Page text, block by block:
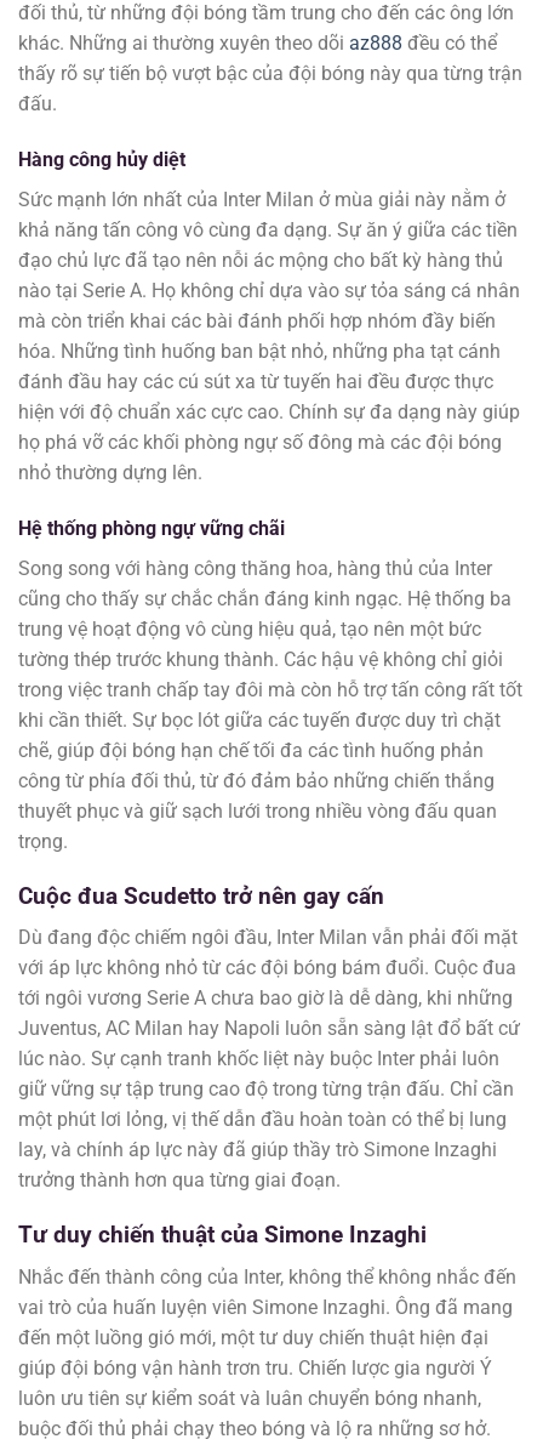
đối thủ, từ những đội bóng tầm trung cho đến các ông lớn
khác. Những ai thường xuyên theo dõi az888 đều có thể
thấy rõ sự tiến bộ vượt bậc của đội bóng này qua từng trận
đấu.
Hàng công hủy diệt
Sức mạnh lớn nhất của Inter Milan ở mùa giải này nằm ở
khả năng tấn công vô cùng đa dạng. Sự ăn ý giữa các tiền
đạo chủ lực đã tạo nên nỗi ác mộng cho bất kỳ hàng thủ
nào tại Serie A. Họ không chỉ dựa vào sự tỏa sáng cá nhân
mà còn triển khai các bài đánh phối hợp nhóm đầy biến
hóa. Những tình huống ban bật nhỏ, những pha tạt cánh
đánh đầu hay các cú sút xa từ tuyến hai đều được thực
hiện với độ chuẩn xác cực cao. Chính sự đa dạng này giúp
họ phá vỡ các khối phòng ngự số đông mà các đội bóng
nhỏ thường dựng lên.
Hệ thống phòng ngự vững chãi
Song song với hàng công thăng hoa, hàng thủ của Inter
cũng cho thấy sự chắc chắn đáng kinh ngạc. Hệ thống ba
trung vệ hoạt động vô cùng hiệu quả, tạo nên một bức
tường thép trước khung thành. Các hậu vệ không chỉ giỏi
trong việc tranh chấp tay đôi mà còn hỗ trợ tấn công rất tốt
khi cần thiết. Sự bọc lót giữa các tuyến được duy trì chặt
chẽ, giúp đội bóng hạn chế tối đa các tình huống phản
công từ phía đối thủ, từ đó đảm bảo những chiến thắng
thuyết phục và giữ sạch lưới trong nhiều vòng đấu quan
trọng.
Cuộc đua Scudetto trở nên gay cấn
Dù đang độc chiếm ngôi đầu, Inter Milan vẫn phải đối mặt
với áp lực không nhỏ từ các đội bóng bám đuổi. Cuộc đua
tới ngôi vương Serie A chưa bao giờ là dễ dàng, khi những
Juventus, AC Milan hay Napoli luôn sẵn sàng lật đổ bất cứ
lúc nào. Sự cạnh tranh khốc liệt này buộc Inter phải luôn
giữ vững sự tập trung cao độ trong từng trận đấu. Chỉ cần
một phút lơi lỏng, vị thế dẫn đầu hoàn toàn có thể bị lung
lay, và chính áp lực này đã giúp thầy trò Simone Inzaghi
trưởng thành hơn qua từng giai đoạn.
Tư duy chiến thuật của Simone Inzaghi
Nhắc đến thành công của Inter, không thể không nhắc đến
vai trò của huấn luyện viên Simone Inzaghi. Ông đã mang
đến một luồng gió mới, một tư duy chiến thuật hiện đại
giúp đội bóng vận hành trơn tru. Chiến lược gia người Ý
luôn ưu tiên sự kiểm soát và luân chuyển bóng nhanh,
buộc đối thủ phải chạy theo bóng và lộ ra những sơ hở.